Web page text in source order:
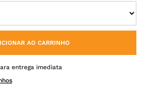
AO CARRINHO
entrega imediata